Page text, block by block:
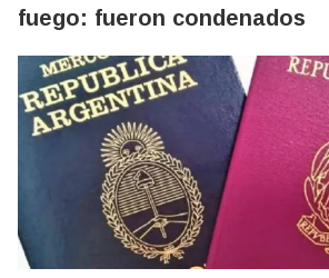
fuego: fueron condenados